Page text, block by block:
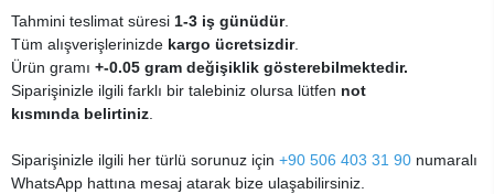
Tahmini teslimat süresi 1-3 iş günüdür.
Tüm alışverişlerinizde kargo ücretsizdir.
Ürün gramı +-0.05 gram değişiklik gösterebilmektedir.
Siparişinizle ilgili farklı bir talebiniz olursa lütfen not
kısmında belirtiniz.
Siparişinizle ilgili her türlü sorunuz için +90 506 403 31 90 numaralı
WhatsApp hattına mesaj atarak bize ulaşabilirsiniz.